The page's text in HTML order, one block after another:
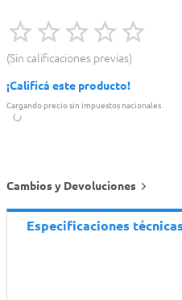
Sin calificaciones previas
¡Calificá este producto!
Cargando precio sin impuestos nacionales
Cambios y Devoluciones
Especificaciones técnicas